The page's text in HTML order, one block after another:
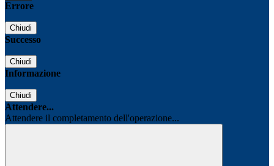
Errore
Chiudi
Successo
Chiudi
Informazione
Chiudi
Attendere...
Attendere il completamento dell'operazione...